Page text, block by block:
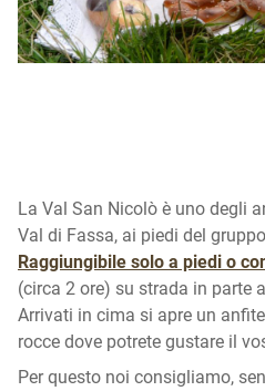
La Val San Nicolò è uno degli
Val di Fassa, ai piedi del
Raggiungibile solo a piedi o
(circa 2 ore) su strada in parte
Arrivati in cima si apre un
rocce dove potrete gustare il
Per questo noi consigliamo,